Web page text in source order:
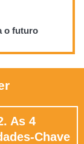
o futuro
As 4
Chave